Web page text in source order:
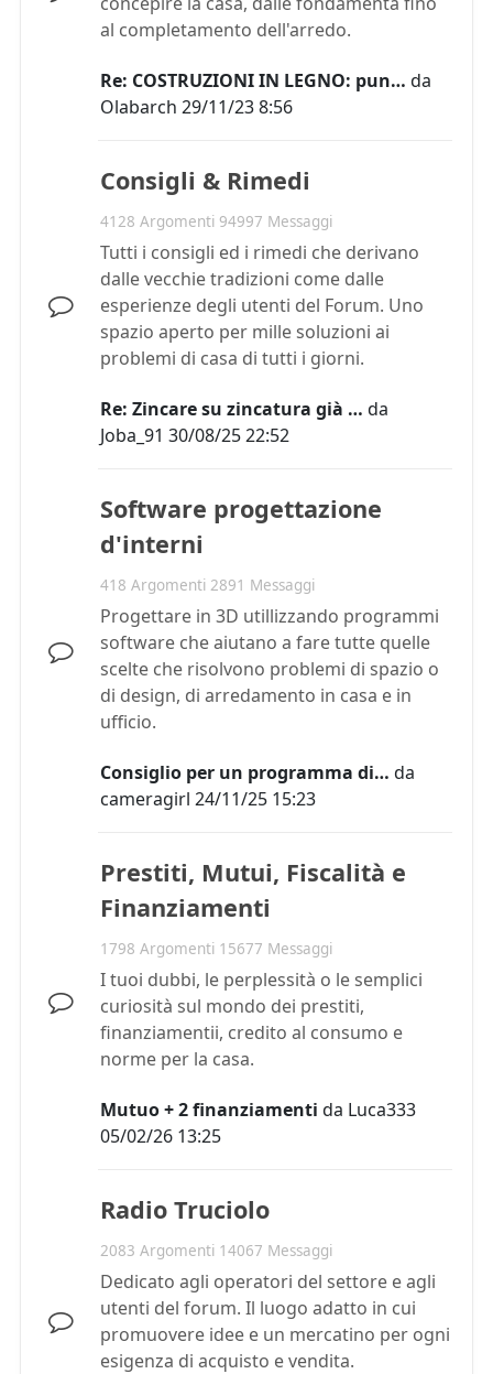
al completamento dell'arredo.
Re: COSTRUZIONI IN LEGNO: pun… da
Olabarch 29/11/23 8:56
Consigli & Rimedi
4128 Argomenti 94997 Messaggi
Tutti i consigli ed i rimedi che derivano
dalle vecchie tradizioni come dalle
esperienze degli utenti del Forum. Uno
spazio aperto per mille soluzioni ai
problemi di casa di tutti i giorni.
Re: Zincare su zincatura già … da
Joba_91 30/08/25 22:52
Software progettazione
d'interni
418 Argomenti 2891 Messaggi
Progettare in 3D utillizzando programmi
software che aiutano a fare tutte quelle
scelte che risolvono problemi di spazio o
di design, di arredamento in casa e in
ufficio.
Consiglio per un programma di… da
cameragirl 24/11/25 15:23
Prestiti, Mutui, Fiscalità e
Finanziamenti
1798 Argomenti 15677 Messaggi
I tuoi dubbi, le perplessità o le semplici
curiosità sul mondo dei prestiti,
finanziamentii, credito al consumo e
norme per la casa.
Mutuo + 2 finanziamenti da Luca333
05/02/26 13:25
Radio Truciolo
2083 Argomenti 14067 Messaggi
Dedicato agli operatori del settore e agli
utenti del forum. Il luogo adatto in cui
promuovere idee e un mercatino per ogni
esigenza di acquisto e vendita.